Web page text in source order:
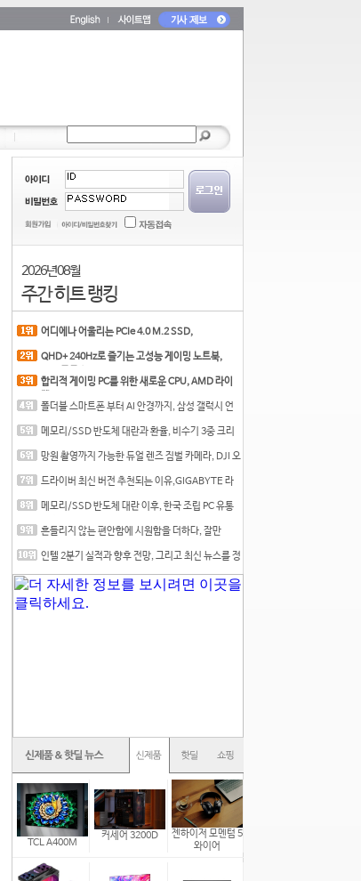
2026년 08월
주간 히트 랭킹
어디에나 어울리는 PCIe 4.0 M.2 SSD,
QHD+ 240Hz로 즐기는 고성능 게이밍 노트북,
합리적 게이밍 PC를 위한 새로운 CPU, AMD 라이
폴더블 스마트폰 부터 AI 안경까지, 삼성 갤럭시 언
메모리/SSD 반도체 대란과 환율, 비수기 3중 크리
망원 촬영까지 가능한 듀얼 렌즈 짐벌 카메라, DJI 오
드라이버 최신 버전 추천되는 이유,GIGABYTE 라
메모리/SSD 반도체 대란 이후, 한국 조립 PC 유통
흔들리지 않는 편안함에 시원함을 더하다, 잘만
인텔 2분기 실적과 향후 전망, 그리고 최신 뉴스를 정
TCL A400M
커세어 3200D
젠하이저 모멘텀 5
와이어